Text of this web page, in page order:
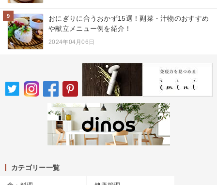
9
おにぎりに合うおかず15選！副菜・汁物のおすすめ
や献立メニュー例を紹介！
2024年04月06日
カテゴリー一覧